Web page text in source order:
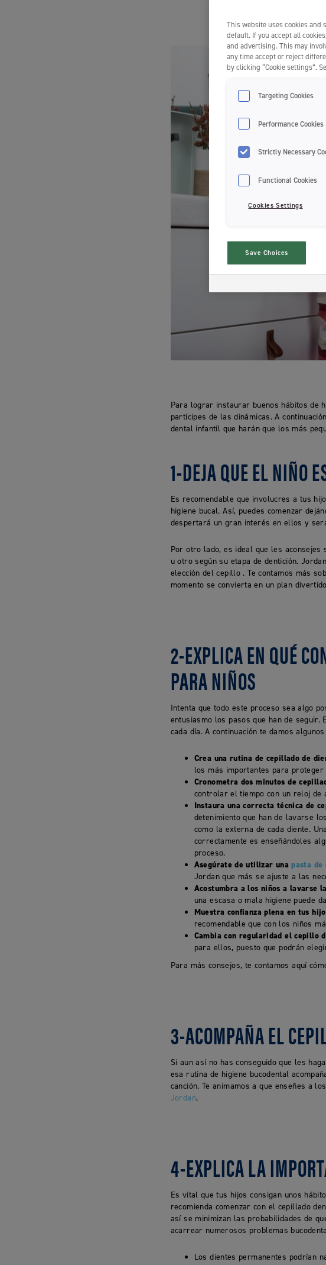
Para lograr instaurar buenos hábitos de
partícipes de las dinámicas. A
dental infantil que harán que los más
1-DEJA QUE EL NIÑO
Es recomendable que involucres a tus
higiene bucal. Así, puedes comenzar
despertará un gran interés en ellos y
Por otro lado, es ideal que les
u otro según su etapa de dentición.
elección del cepillo . Te contamos más
momento se convierta en un plan
2-EXPLICA EN QUÉ
PARA NIÑOS
Intenta que todo este proceso sea algo
entusiasmo los pasos que han de
cada día. A continuación te damos
Crea una rutina de cepillado de
los más importantes para
Cronometra dos minutos de
controlar el tiempo con un reloj de
Instaura una correcta técnica de
detenimiento que han de lavarse
como la externa de cada diente.
correctamente es enseñándoles
proceso.
Asegúrate de utilizar unapasta de
Jordan que más se ajuste a las
Acostumbra a los niños a lavarse
una escasa o mala higiene puede
Muestra confianza plena en tus
recomendable que con los niños
Cambia con regularidad el cepillo
para ellos, puesto que podrán
Para más consejos, te contamos aquí
3-ACOMPAÑA EL
Si aun así no has conseguido que les
esa rutina de higiene bucodental
canción. Te animamos a que enseñes a
Jordan.
4-EXPLICA LA
Es vital que tus hijos consigan unos
recomienda comenzar con el cepillado
así se minimizan las probabilidades de
acarrear numerosos problemas
Los dientes permanentes podrían
This website uses cookies and
default. If you accept all
and advertising. This may
any time accept or reject
by clicking “Cookie settings”.
Targeting Cookies
Performance Cookies
Strictly Necessary
Functional Cookies
Cookies Settings
Save Choices